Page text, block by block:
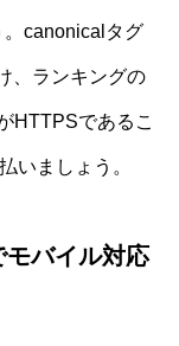
canonicalタグ
、ランキングの
HTTPSであるこ
いましょう。
バイル対応